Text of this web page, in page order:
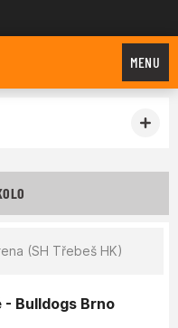
MENU
(SH Třebeš HK)
- Bulldogs Brno